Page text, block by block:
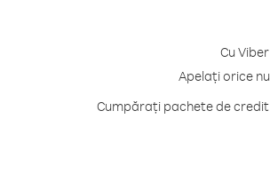
Cu
Apelați orice
Cumpărați pachete de